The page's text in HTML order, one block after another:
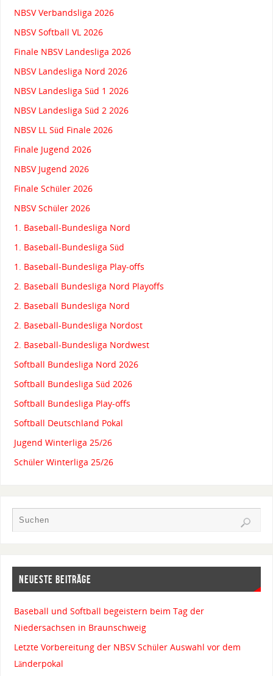
NBSV Verbandsliga 2026
NBSV Softball VL 2026
Finale NBSV Landesliga 2026
NBSV Landesliga Nord 2026
NBSV Landesliga Süd 1 2026
NBSV Landesliga Süd 2 2026
NBSV LL Süd Finale 2026
Finale Jugend 2026
NBSV Jugend 2026
Finale Schüler 2026
NBSV Schüler 2026
1. Baseball-Bundesliga Nord
1. Baseball-Bundesliga Süd
1. Baseball-Bundesliga Play-offs
2. Baseball Bundesliga Nord Playoffs
2. Baseball Bundesliga Nord
2. Baseball-Bundesliga Nordost
2. Baseball-Bundesliga Nordwest
Softball Bundesliga Nord 2026
Softball Bundesliga Süd 2026
Softball Bundesliga Play-offs
Softball Deutschland Pokal
Jugend Winterliga 25/26
Schüler Winterliga 25/26
NEUESTE BEITRÄGE
Baseball und Softball begeistern beim Tag der
Niedersachsen in Braunschweig
Letzte Vorbereitung der NBSV Schüler Auswahl vor dem
Länderpokal